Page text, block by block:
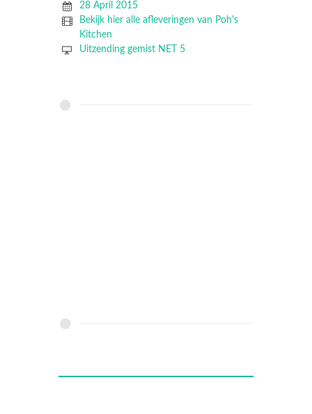
28 April 2015
Bekijk hier alle afleveringen van Poh's
Kitchen
Uitzending gemist NET 5